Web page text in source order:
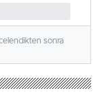
sonra